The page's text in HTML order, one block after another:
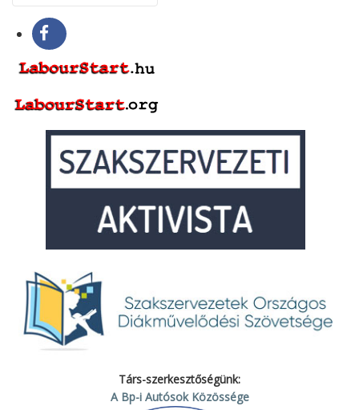
Társ-szerkesztőségünk:
A Bp-i Autósok Közössége